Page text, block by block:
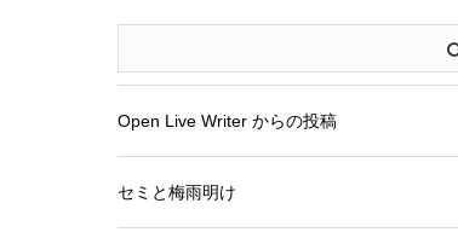
Open Live Writer からの投稿
セミと梅雨明け